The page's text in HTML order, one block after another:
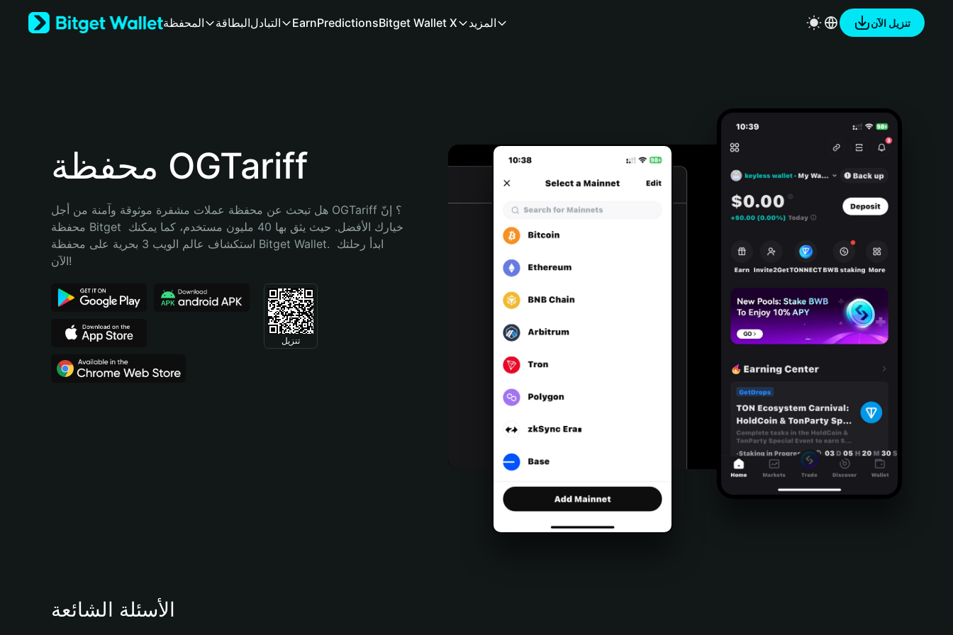
Bahasa Indonesia
Português (Brasil)
المحفظة البطاقةالتبادل EarnPredictionsBitget Wallet X المزيد تنزيل الآن
محفظة OGTariff
هل تبحث عن محفظة عملات مشفرة موثوقة وآمنة من أجل OGTariff؟ إنّ
محفظة Bitget خيارك الأفضل. حيث يثق بها 40 مليون مستخدم، كما يمكنك
استكشاف عالم الويب 3 بحرية على محفظة Bitget Wallet. ابدأ رحلتك
الآن!
تنزيل
الأسئلة الشائعة